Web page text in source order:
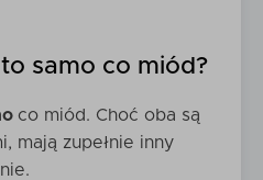
samo co miód?
co miód. Choć oba są
mają zupełnie inny